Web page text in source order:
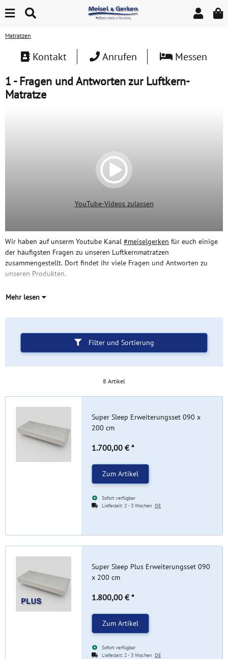
Matratzen
Kontakt Anrufen Messen
1 - Fragen und Antworten zur Luftkern-
Matratze
YouTube-Videos zulassen
Wir haben auf unserm Youtube Kanal #meiselgerken für euch einige
der häufigsten Fragen zu unseren Luftkernmatratzen
zusammengestellt. Dort findet ihr viele Fragen und Antworten zu
unseren Produkten.
Mehr lesen
Filter und Sortierung
8 Artikel
Super Sleep Erweiterungsset 090 x
200 cm
1.700,00 € *
Zum Artikel
Sofort verfügbar
Lieferzeit: 2 - 3 WochenDE
Super Sleep Plus Erweiterungsset 090
x 200 cm
1.800,00 € *
Zum Artikel
Sofort verfügbar
Lieferzeit: 2 - 3 WochenDE